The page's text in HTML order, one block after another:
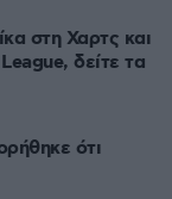
στη Χαρτς και
δείτε τα
ότι